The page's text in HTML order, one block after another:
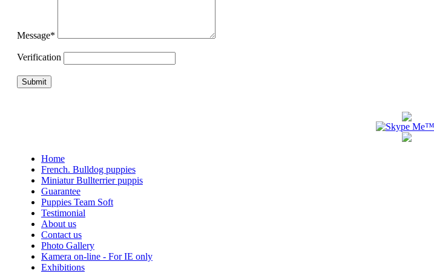
Message*
Verification
Home
French. Bulldog puppies
Miniatur Bullterrier puppis
Guarantee
Puppies Team Soft
Testimonial
About us
Contact us
Photo Gallery
Kamera on-line - For IE only
Exhibitions